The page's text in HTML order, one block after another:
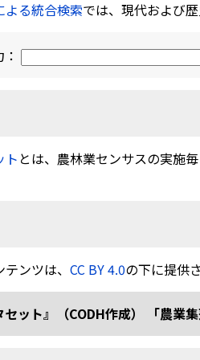
よる統合検索では、現代および
ト とは、農林業センサスの実施
ンツは、 CC BY 4.0の下に提供
セット』（CODH作成） 「農